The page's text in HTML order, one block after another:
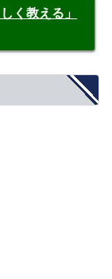
く教える」